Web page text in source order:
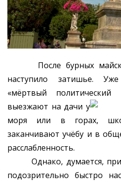
После бурных
наступило затишье.
«мёртвый политический
выезжают на дачи у
моря или в горах,
заканчивают учёбу и в
расслабленность.
Однако, думается,
подозрительно быстро